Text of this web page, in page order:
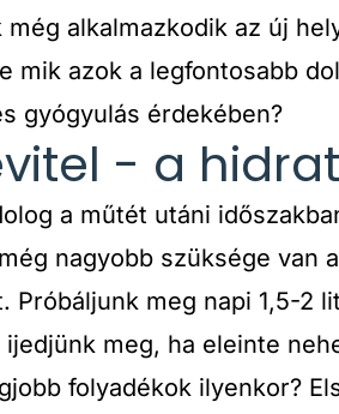
alkalmazkodik az új
mik azok a legfontosabb
gyógyulás érdekében?
- a
a műtét utáni
nagyobb szüksége van
Próbáljunk meg napi 1,5-2
meg, ha eleinte
folyadékok ilyenkor?